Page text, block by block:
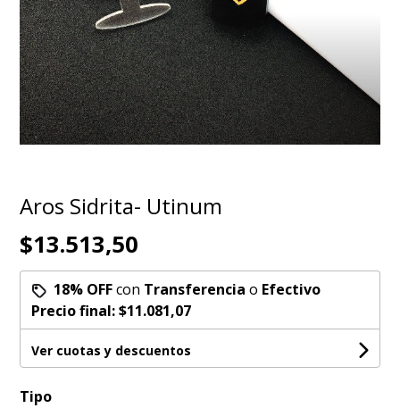
Aros Sidrita- Utinum
$13.513,50
18% OFFcon Transferencia o Efectivo
Precio final:$11.081,07
Ver cuotas y descuentos
Tipo